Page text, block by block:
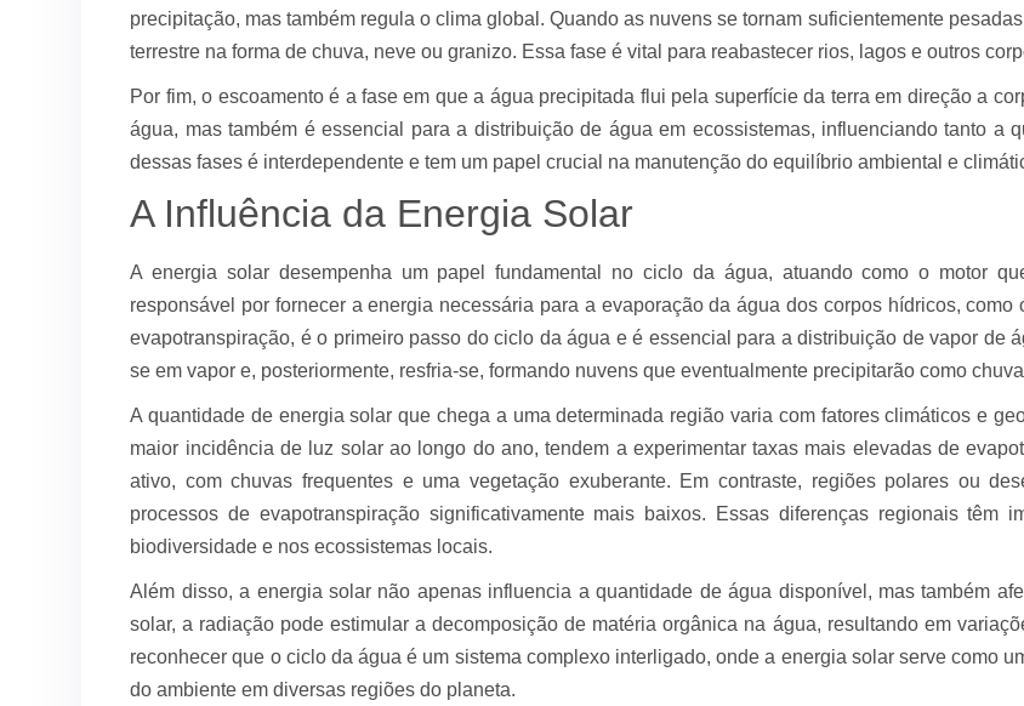
precipitação, mas também regula o clima global. Quando as nuvens se tornam suficientemente
terrestre na forma de chuva, neve ou granizo. Essa fase é vital para reabastecer rios, lagos e outros
Por fim, o escoamento é a fase em que a água precipitada flui pela superfície da terra em direção a
água, mas também é essencial para a distribuição de água em ecossistemas, influenciando tanto a
dessas fases é interdependente e tem um papel crucial na manutenção do equilíbrio ambiental e
A Influência da Energia Solar
A energia solar desempenha um papel fundamental no ciclo da água, atuando como o motor
responsável por fornecer a energia necessária para a evaporação da água dos corpos hídricos,
evapotranspiração, é o primeiro passo do ciclo da água e é essencial para a distribuição de vapor de
se em vapor e, posteriormente, resfria-se, formando nuvens que eventualmente precipitarão como
A quantidade de energia solar que chega a uma determinada região varia com fatores climáticos e
maior incidência de luz solar ao longo do ano, tendem a experimentar taxas mais elevadas de
ativo, com chuvas frequentes e uma vegetação exuberante. Em contraste, regiões polares ou
processos de evapotranspiração significativamente mais baixos. Essas diferenças regionais têm
biodiversidade e nos ecossistemas locais.
Além disso, a energia solar não apenas influencia a quantidade de água disponível, mas também
solar, a radiação pode estimular a decomposição de matéria orgânica na água, resultando em
reconhecer que o ciclo da água é um sistema complexo interligado, onde a energia solar serve como
do ambiente em diversas regiões do planeta.